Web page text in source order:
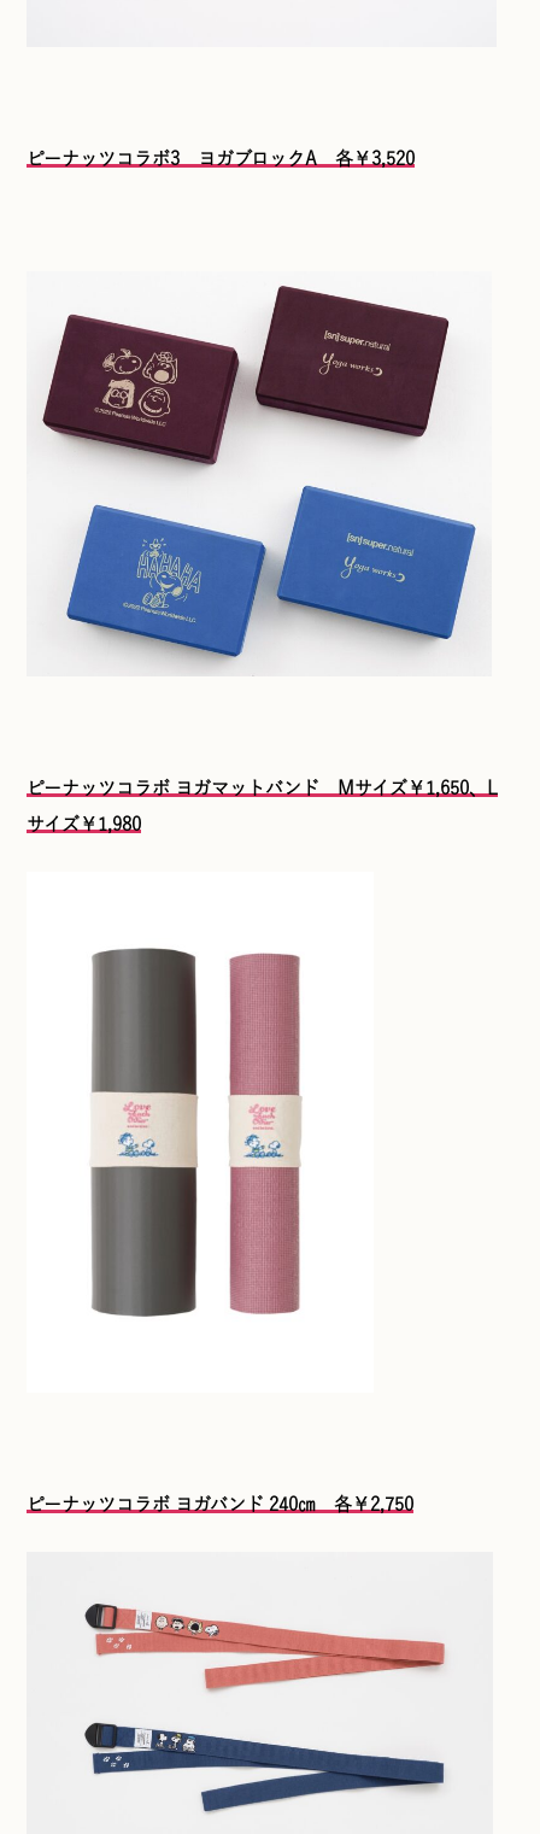
ピーナッツコラボ3 ヨガブロックA 各￥3,520
ピーナッツコラボ ヨガマットバンド Mサイズ￥1,650、L
サイズ￥1,980
ピーナッツコラボ ヨガバンド 240㎝ 各￥2,750